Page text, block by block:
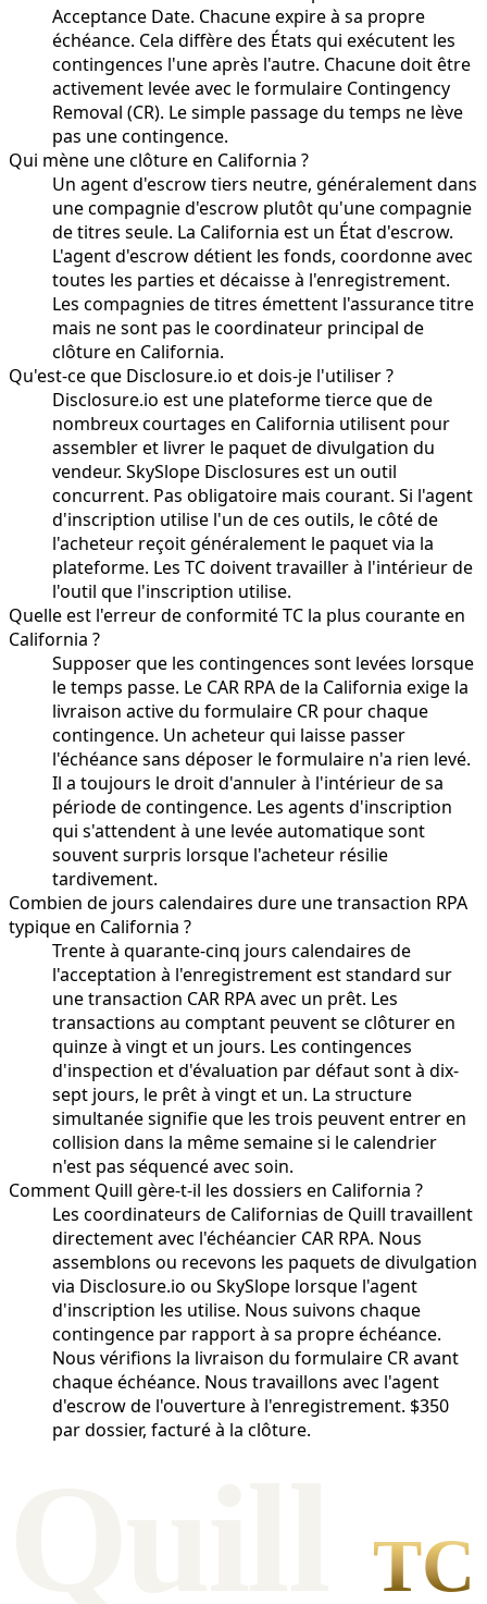
Acceptance Date. Chacune expire à sa propre
échéance. Cela diffère des États qui exécutent les
contingences l'une après l'autre. Chacune doit être
activement levée avec le formulaire Contingency
Removal (CR). Le simple passage du temps ne lève
pas une contingence.
Qui mène une clôture en California ?
Un agent d'escrow tiers neutre, généralement dans
une compagnie d'escrow plutôt qu'une compagnie
de titres seule. La California est un État d'escrow.
L'agent d'escrow détient les fonds, coordonne avec
toutes les parties et décaisse à l'enregistrement.
Les compagnies de titres émettent l'assurance titre
mais ne sont pas le coordinateur principal de
clôture en California.
Qu'est-ce que Disclosure.io et dois-je l'utiliser ?
Disclosure.io est une plateforme tierce que de
nombreux courtages en California utilisent pour
assembler et livrer le paquet de divulgation du
vendeur. SkySlope Disclosures est un outil
concurrent. Pas obligatoire mais courant. Si l'agent
d'inscription utilise l'un de ces outils, le côté de
l'acheteur reçoit généralement le paquet via la
plateforme. Les TC doivent travailler à l'intérieur de
l'outil que l'inscription utilise.
Quelle est l'erreur de conformité TC la plus courante en
California ?
Supposer que les contingences sont levées lorsque
le temps passe. Le CAR RPA de la California exige la
livraison active du formulaire CR pour chaque
contingence. Un acheteur qui laisse passer
l'échéance sans déposer le formulaire n'a rien levé.
Il a toujours le droit d'annuler à l'intérieur de sa
période de contingence. Les agents d'inscription
qui s'attendent à une levée automatique sont
souvent surpris lorsque l'acheteur résilie
tardivement.
Combien de jours calendaires dure une transaction RPA
typique en California ?
Trente à quarante-cinq jours calendaires de
l'acceptation à l'enregistrement est standard sur
une transaction CAR RPA avec un prêt. Les
transactions au comptant peuvent se clôturer en
quinze à vingt et un jours. Les contingences
d'inspection et d'évaluation par défaut sont à dix-
sept jours, le prêt à vingt et un. La structure
simultanée signifie que les trois peuvent entrer en
collision dans la même semaine si le calendrier
n'est pas séquencé avec soin.
Comment Quill gère-t-il les dossiers en California ?
Les coordinateurs de Californias de Quill travaillent
directement avec l'échéancier CAR RPA. Nous
assemblons ou recevons les paquets de divulgation
via Disclosure.io ou SkySlope lorsque l'agent
d'inscription les utilise. Nous suivons chaque
contingence par rapport à sa propre échéance.
Nous vérifions la livraison du formulaire CR avant
chaque échéance. Nous travaillons avec l'agent
d'escrow de l'ouverture à l'enregistrement. $350
par dossier, facturé à la clôture.
TC